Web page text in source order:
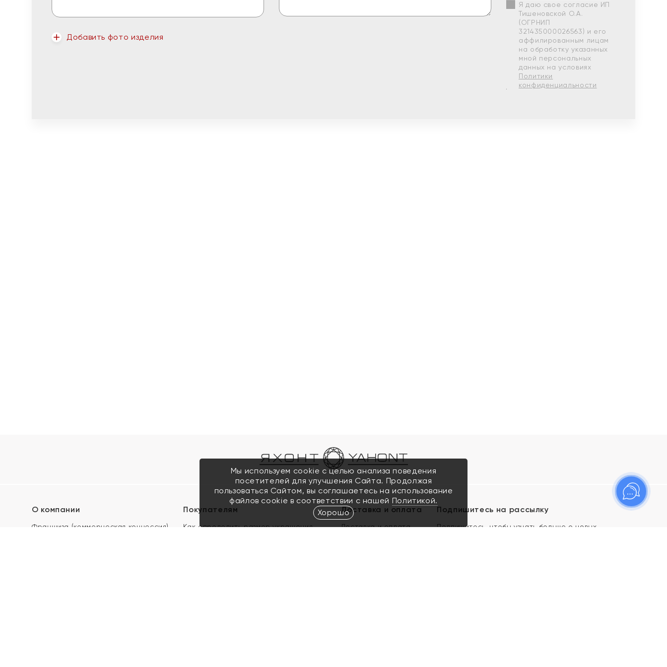
Добавить фото изделия
Я даю свое согласие ИП
Тишеновской О.А.
(ОГРНИП
321435000026563) и его
аффилированным лицам
на обработку указанных
мной персональных
данных на условиях
Политики
конфиденциальности
О компании
Франшиза (коммерческая концессия)
Покупателям
Как определить размер украшения
Доставка и оплата
Доставка и оплата
Подпишитесь на рассылку
Подпишитесь, чтобы узнать больше о новых
Мы используем cookie с целью анализа поведения
посетителей для улучшения Сайта. Продолжая
пользоваться Сайтом, вы соглашаетесь на использование
файлов cookie в соответствии с нашей Политикой.
Хорошо